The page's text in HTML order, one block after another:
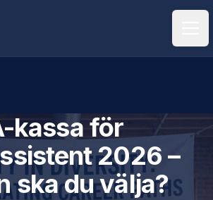
kassa för
2026 –
ska du välja?